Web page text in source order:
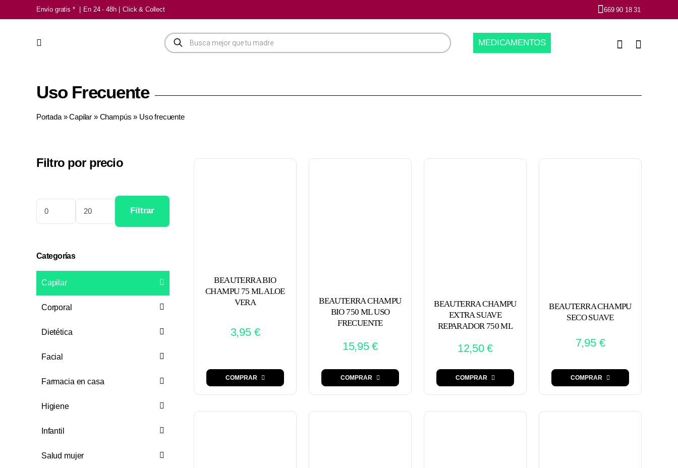
al
Envío gratis * En 24 - 48h Click & Collect 669 90 18 31
Búsqueda
de
productos
MEDICAMENTOS
Uso Frecuente
Portada»Capilar » Champús » Uso frecuente
Filtro por precio
Filtrar
Categorías
Capilar
Corporal
Dietética
Facial
Farmacia en casa
Higiene
Infantil
Salud mujer
BEAUTERRA BIO
CHAMPU 75 ML ALOE
VERA
3,95 €
COMPRAR
BEAUTERRA CHAMPU
BIO 750 ML USO
FRECUENTE
15,95€
COMPRAR
BEAUTERRA CHAMPU
EXTRA SUAVE
REPARADOR 750 ML
12,50€
COMPRAR
BEAUTERRA CHAMPU
SECO SUAVE
7,95 €
COMPRAR